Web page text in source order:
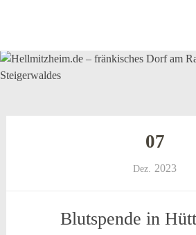
Hellmitzheim.de –
07
Dez. 2023
Blutspende in